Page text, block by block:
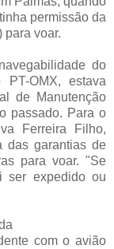
permissão da
voar.
do
OMX, estava
de Manutenção
passado. Para o
Ferreira Filho,
das garantias de
para voar. "Se
ser expedido ou
com o avião